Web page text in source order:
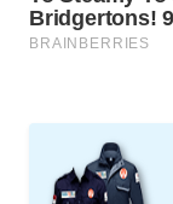
BOROBUDUR
WN
SURABAYA